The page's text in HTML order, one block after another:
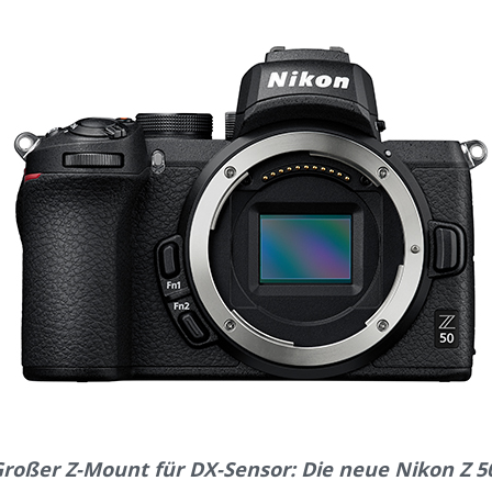
Z-Mount für DX-Sensor: Die neue Nikon Z